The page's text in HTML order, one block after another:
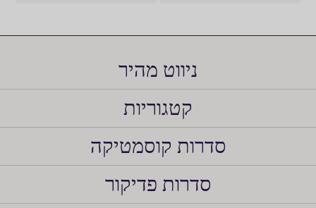
ניווט מהיר
קטגוריות
סדרות קוסמטיקה
סדרות פדיקור